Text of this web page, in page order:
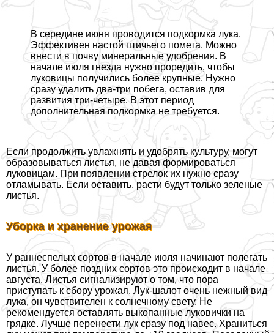
В середине июня проводится подкормка лука.
Эффективен настой птичьего помета. Можно
внести в почву минеральные удобрения. В
начале июля гнезда нужно проредить, чтобы
луковицы получились более крупные. Нужно
сразу удалить два-три побега, оставив для
развития три-четыре. В этот период
дополнительная подкормка не требуется.
Если продолжить увлажнять и удобрять культуру, могут
образовываться листья, не давая формироваться
луковицам. При появлении стрелок их нужно сразу
отламывать. Если оставить, расти будут только зеленые
листья.
Уборка и хранение урожая
У раннеспелых сортов в начале июля начинают полегать
листья. У более поздних сортов это происходит в начале
августа. Листья сигнализируют о том, что пора
приступать к сбору урожая. Лук-шалот очень нежный вид
лука, он чувствителен к солнечному свету. Не
рекомендуется оставлять выкопанные луковички на
грядке. Лучше перенести лук сразу под навес. Храниться